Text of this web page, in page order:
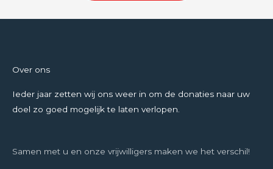
Over ons
Ieder jaar zetten wij ons weer in om de donaties naar uw
doel zo goed mogelijk te laten verlopen.
Samen met u en onze vrijwilligers maken we het verschil!